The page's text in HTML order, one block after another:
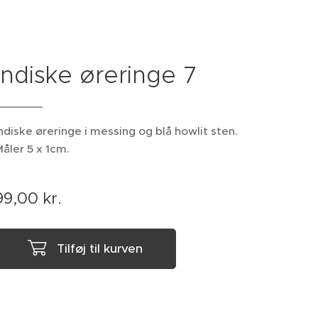
øreringe 7
øreringe i messing og blå howlit sten.
5 x 1cm.
kr.
Tilføj til kurven